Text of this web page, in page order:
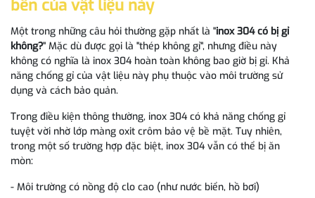
bền của vật liệu này
Một trong những câu hỏi thường gặp nhất là "inox 304 có bị gỉ
không?" Mặc dù được gọi là "thép không gỉ", nhưng điều này
không có nghĩa là inox 304 hoàn toàn không bao giờ bị gỉ. Khả
năng chống gỉ của vật liệu này phụ thuộc vào môi trường sử
dụng và cách bảo quản.
Trong điều kiện thông thường, inox 304 có khả năng chống gỉ
tuyệt vời nhờ lớp màng oxit crôm bảo vệ bề mặt. Tuy nhiên,
trong một số trường hợp đặc biệt, inox 304 vẫn có thể bị ăn
mòn:
- Môi trường có nồng độ clo cao (như nước biển, hồ bơi)